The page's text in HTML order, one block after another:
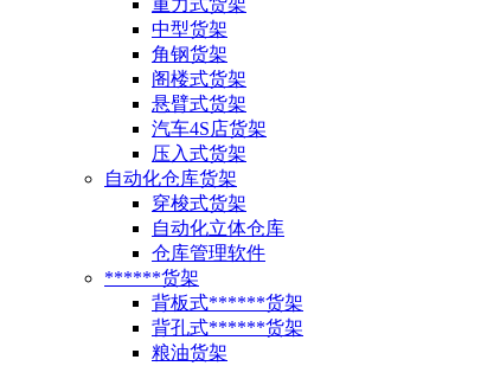
重力式货架
中型货架
角钢货架
阁楼式货架
悬臂式货架
汽车4S店货架
压入式货架
自动化仓库货架
穿梭式货架
自动化立体仓库
仓库管理软件
******货架
背板式******货架
背孔式******货架
粮油货架